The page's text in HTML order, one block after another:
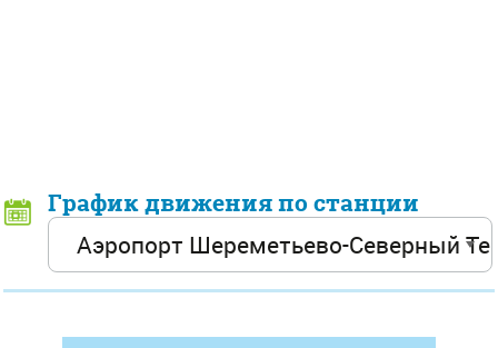
График движения по станции